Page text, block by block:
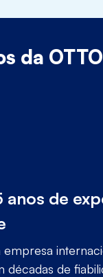
da OTTO
anos de
empresa
décadas de